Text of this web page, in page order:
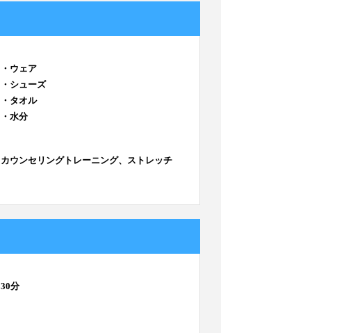
・ウェア
・シューズ
・タオル
・水分
カウンセリングトレーニング、ストレッチ
30分